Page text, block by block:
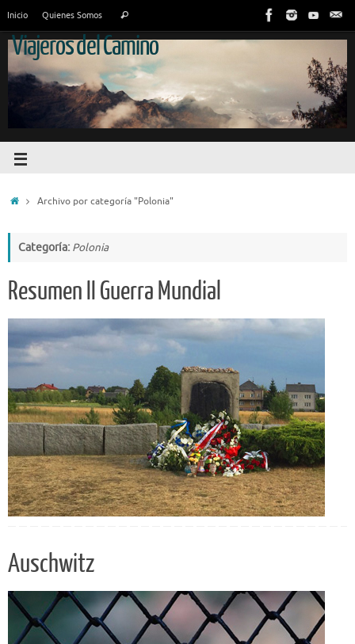
Inicio Quienes Somos
Viajeros del Camino
Archivo por categoría "Polonia"
Categoría: Polonia
Resumen II Guerra Mundial
Auschwitz